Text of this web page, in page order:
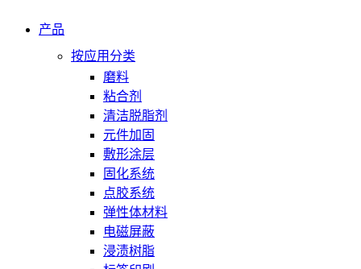
产品
按应用分类
磨料
粘合剂
清洁脱脂剂
元件加固
敷形涂层
固化系统
点胶系统
弹性体材料
电磁屏蔽
浸渍树脂